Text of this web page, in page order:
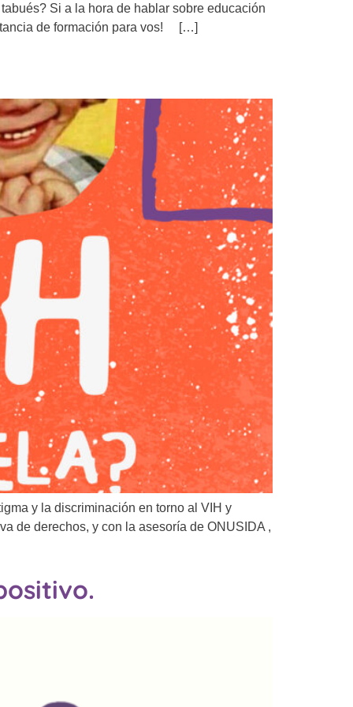
Si a la hora de hablar sobre educación
de formación para vos! […]
y la discriminación en torno al VIH y
de derechos, y con la asesoría de ONUSIDA ,